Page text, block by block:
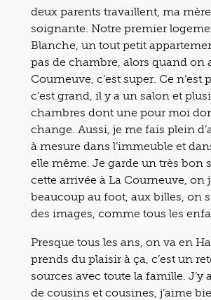
deux parents travaillent, ma
soignante. Notre premier
Blanche, un tout petit
pas de chambre, alors quand on
Courneuve, c’est super. Ce n’est
c’est grand, il y a un salon et
chambres dont une pour moi
change. Aussi, je me fais plein
à mesure dans l’immeuble et
elle même. Je garde un très bon
cette arrivée à La Courneuve, on
beaucoup au foot, aux billes, on
des images, comme tous les
Presque tous les ans, on va en
prends du plaisir à ça, c’est un
sources avec toute la famille. J’y
de cousins et cousines, j’aime